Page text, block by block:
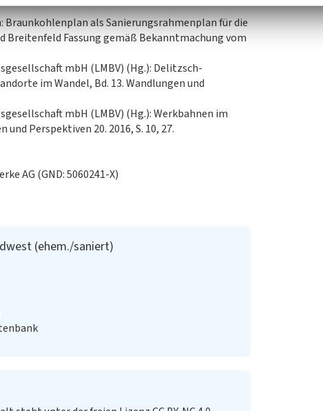
als Sanierungsrahmenplan für die
Breitenfeld Fassung gemäß Bekanntmachung vom
mbH (LMBV) (Hg.): Delitzsch-
im Wandel, Bd. 13. Wandlungen und
mbH (LMBV) (Hg.): Werkbahnen im
Perspektiven 20. 2016, S. 10, 27.
AG (GND: 5060241-X)
(ehem./saniert)